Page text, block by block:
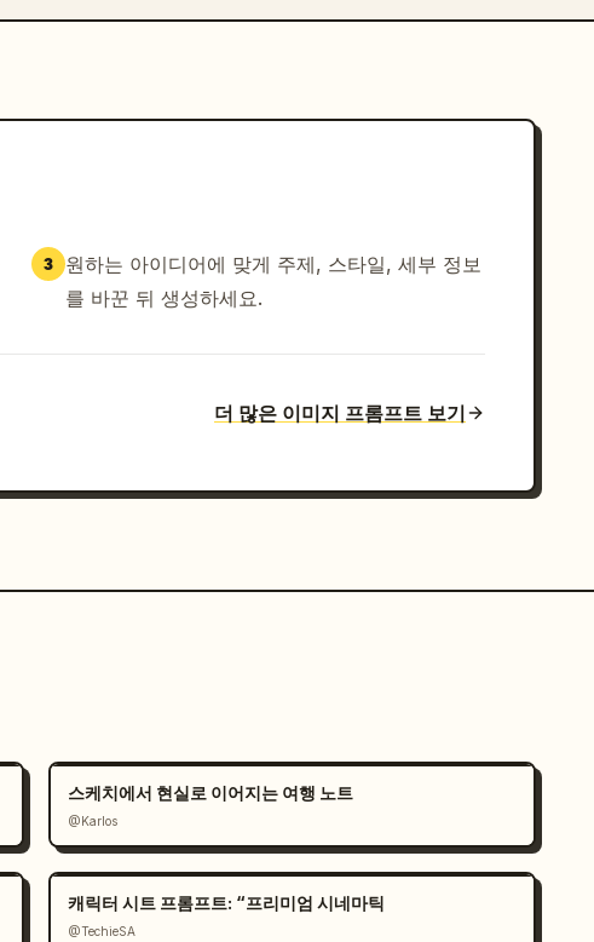
3
원하는 아이디어에 맞게 주제, 스타일, 세부 정보
를 바꾼 뒤 생성하세요.
더 많은 이미지 프롬프트 보기
스케치에서 현실로 이어지는 여행 노트
@Karlos
캐릭터 시트 프롬프트: “프리미엄 시네마틱
@TechieSA